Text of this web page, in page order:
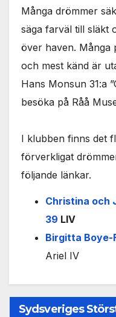
Många drömmer
säga farväl till släkt
över haven. Många
och mest känd är
Hans Monsun 31:a
besöka på Råå
I klubben finns det
förverkligat
följande länkar.
Christina och
39 LIV
Birgitta Boye-
Ariel IV
Sydsveriges